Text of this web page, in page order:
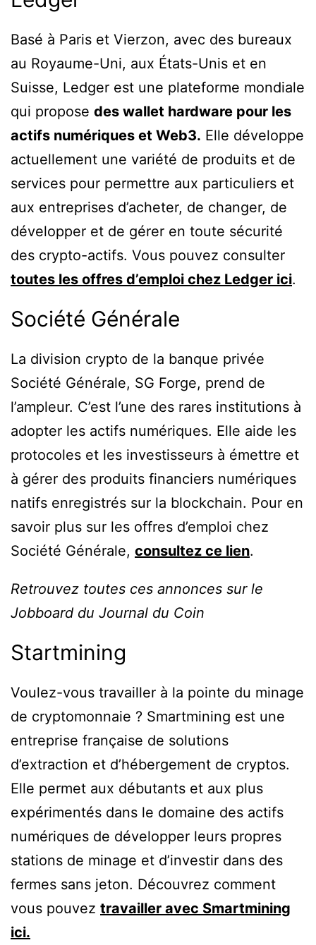
Basé à Paris et Vierzon, avec des bureaux
au Royaume-Uni, aux États-Unis et en
Suisse, Ledger est une plateforme mondiale
qui propose des wallet hardware pour les
actifs numériques et Web3. Elle développe
actuellement une variété de produits et de
services pour permettre aux particuliers et
aux entreprises d’acheter, de changer, de
développer et de gérer en toute sécurité
des crypto-actifs. Vous pouvez consulter
toutes les offres d’emploi chez Ledger ici.
Société Générale
La division crypto de la banque privée
Société Générale, SG Forge, prend de
l’ampleur. C’est l’une des rares institutions à
adopter les actifs numériques. Elle aide les
protocoles et les investisseurs à émettre et
à gérer des produits financiers numériques
natifs enregistrés sur la blockchain. Pour en
savoir plus sur les offres d’emploi chez
Société Générale, consultez ce lien.
Retrouvez toutes ces annonces sur le
Jobboard du Journal du Coin
Startmining
Voulez-vous travailler à la pointe du minage
de cryptomonnaie ? Smartmining est une
entreprise française de solutions
d’extraction et d’hébergement de cryptos.
Elle permet aux débutants et aux plus
expérimentés dans le domaine des actifs
numériques de développer leurs propres
stations de minage et d’investir dans des
fermes sans jeton. Découvrez comment
vous pouvez travailler avec Smartmining
ici.